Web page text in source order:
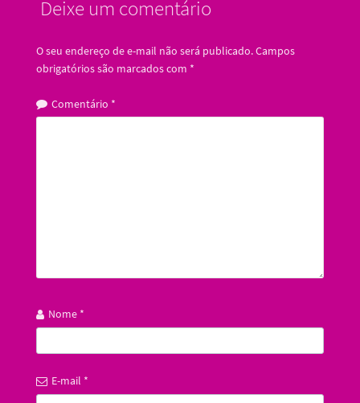
Deixe um comentário
O seu endereço de e-mail não será publicado.Campos
obrigatórios são marcados com *
Comentário *
Nome *
E-mail *